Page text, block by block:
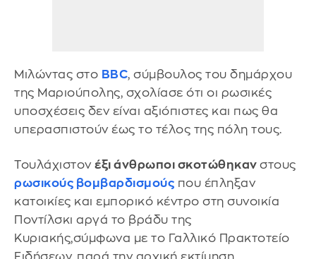
Μιλώντας στο BBC, σύμβουλος του δημάρχου
της Μαριούπολης, σχολίασε ότι οι ρωσικές
υποσχέσεις δεν είναι αξιόπιστες και πως θα
υπερασπιστούν έως το τέλος της πόλη τους.
Τουλάχιστον έξι άνθρωποι σκοτώθηκαν στους
ρωσικούς βομβαρδισμούς που έπληξαν
κατοικίες και εμπορικό κέντρο στη συνοικία
Ποντίλσκι αργά το βράδυ της
Κυριακής,σύμφωνα με το Γαλλικό Πρακτοτείο
Ειδήσεων, παρά την αρχική εκτίμηση